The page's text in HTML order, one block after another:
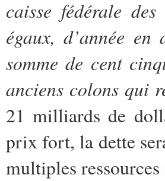
caisse fédérale
égaux, d’année
somme de cent
anciens colons qui
21 milliards de
prix fort, la dette
multiples